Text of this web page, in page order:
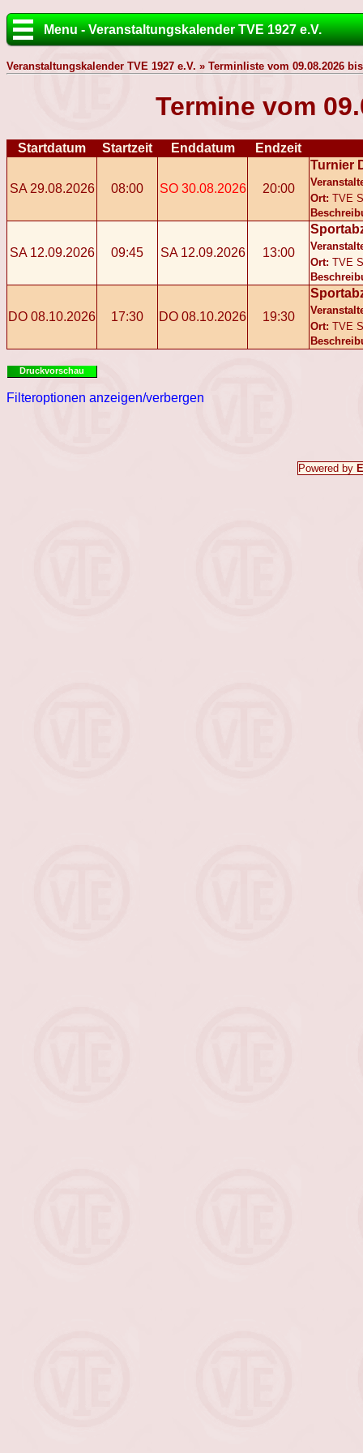
Menu - Veranstaltungskalender TVE 1927 e.V.
Veranstaltungskalender TVE 1927 e.V. » Terminliste vom 09.08.2026
Termine vom
Startdatum Startzeit Enddatum Endzeit
SA 29.08.2026 08:00 SO 30.08.2026 20:00
Turnier
Ort: TVE
SA 12.09.2026 09:45 SA 12.09.2026 13:00
Ort: TVE
DO 08.10.2026 17:30 DO 08.10.2026 19:30
Ort: TVE
Druckvorschau
Filteroptionen anzeigen/verbergen
Powered by